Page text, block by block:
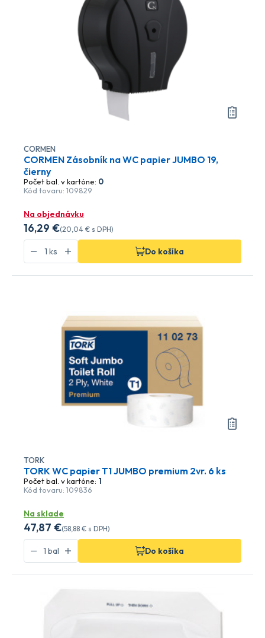
CORMEN
CORMEN Zásobník na WC papier JUMBO 19,
čierny
Počet bal. v kartóne: 0
Kód tovaru: 109829
Na objednávku
16,29 €(20,04 € s DPH)
Do košíka
TORK
TORK WC papier T1 JUMBO premium 2vr. 6 ks
Počet bal. v kartóne: 1
Kód tovaru: 109836
Na sklade
47,87 €(58,88 € s DPH)
Do košíka